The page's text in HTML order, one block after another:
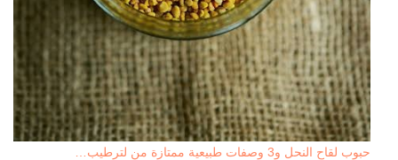
حبوب لقاح النحل و3 وصفات طبيعية ممتازة من لترطيب…